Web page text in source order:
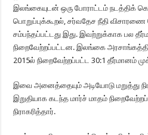
இலங்கையுடன் ஒரு போராட்டம் நடத்திக்
பொறுப்புக்கூறல், சர்வதேச நீதி
சம்பந்தப்பட்டது இது. இவற்றுக்காக பல
நிறைவேற்றப்பட்டன. இலங்கை
2015ல் நிறைவேற்றப்பட்ட 30:1 தீர்மானம்
இவை அனைத்தையும் அடியோடு மறுத்து
இறுதியாக கடந்த மார்ச் மாதம்
நிராகரித்தார்.